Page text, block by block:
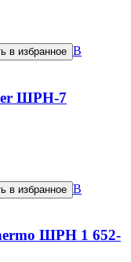
в избранное В
ШРН-7
в избранное В
ШРН 1 652-